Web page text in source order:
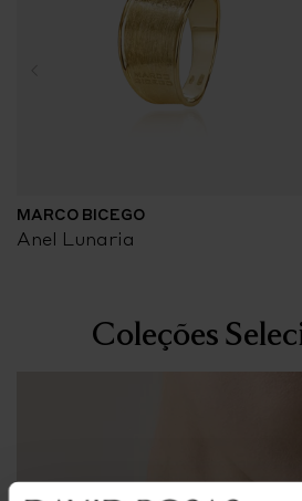
MARCO BICEGO
Anel Lunaria
Coleções